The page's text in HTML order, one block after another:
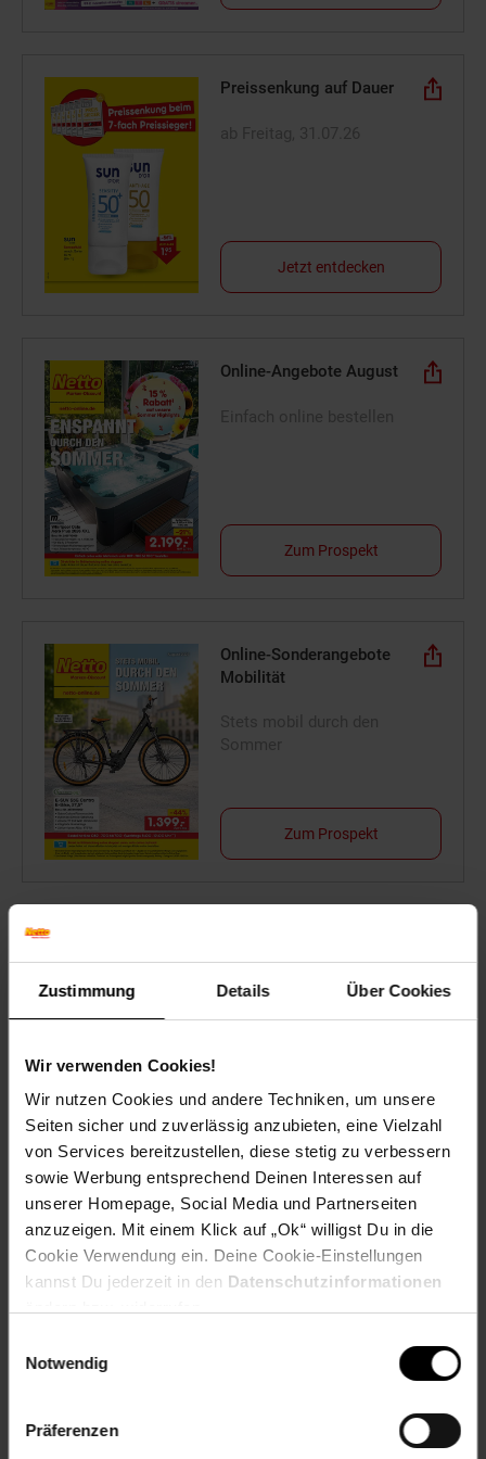
Zustimmung Details Über Cookies
Wir verwenden Cookies!
Wir nutzen Cookies und andere Techniken, um unsere
Seiten sicher und zuverlässig anzubieten, eine Vielzahl
von Services bereitzustellen, diese stetig zu verbessern
sowie Werbung entsprechend Deinen Interessen auf
unserer Homepage, Social Media und Partnerseiten
anzuzeigen. Mit einem Klick auf „Ok“ willigst Du in die
Cookie Verwendung ein. Deine Cookie-Einstellungen
kannst Du jederzeit in den Datenschutzinformationen
Notwendig
Präferenzen
Preissenkung auf Dauer
Jetzt entdecken
Online-Angebote August
Zum Prospekt
Online-Sonderangebote
Mobilität
Zum Prospekt
Jetzt Reise buchen
Zum Prospekt
Filialen in der Nähe
Netto Marken-Discount
Entfernung: 10.33 km